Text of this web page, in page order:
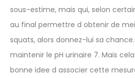
sous-estime, mais qui, selon
au final permettre d obtenir de
squats, alors donnez-lui sa
maintenir le pH urinaire 7. Mais
bonne idee d associer cette